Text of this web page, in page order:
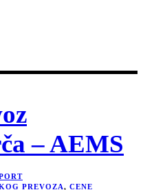
– AEMS
PREVOZA, CENE